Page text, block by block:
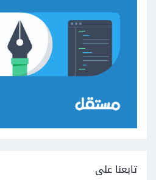
تابعنا على